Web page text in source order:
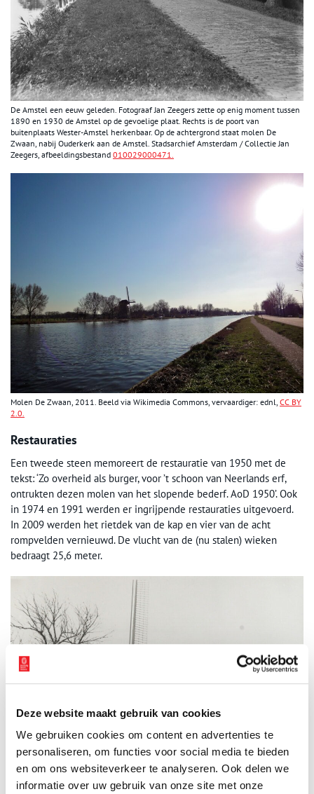
Deze website maakt gebruik van cookies
We gebruiken cookies om content en advertenties te
personaliseren, om functies voor social media te bieden
en om ons websiteverkeer te analyseren. Ook delen we
informatie over uw gebruik van onze site met onze
De Amstel een eeuw geleden. Fotograaf Jan Zeegers zette op enig moment tussen
1890 en 1930 de Amstel op de gevoelige plaat. Rechts is de poort van
buitenplaats Wester-Amstel herkenbaar. Op de achtergrond staat molen De
Zwaan, nabij Ouderkerk aan de Amstel. Stadsarchief Amsterdam / Collectie Jan
Zeegers, afbeeldingsbestand 010029000471.
Molen De Zwaan, 2011. Beeld via Wikimedia Commons, vervaardiger: ednl, CC BY
2.0.
Restauraties
Een tweede steen memoreert de restauratie van 1950 met de
tekst: ‘Zo overheid als burger, voor ’t schoon van Neerlands erf,
ontrukten dezen molen van het slopende bederf. AoD 1950’. Ook
in 1974 en 1991 werden er ingrijpende restauraties uitgevoerd.
In 2009 werden het rietdek van de kap en vier van de acht
rompvelden vernieuwd. De vlucht van de (nu stalen) wieken
bedraagt 25,6 meter.